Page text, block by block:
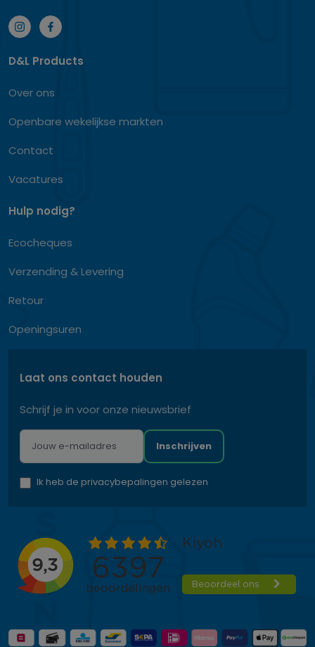
D&L Products
Over ons
Openbare wekelijkse markten
Contact
Vacatures
Hulp nodig?
Ecocheques
Verzending & Levering
Retour
Openingsuren
Laat ons contact houden
Schrijf je in voor onze nieuwsbrief
Inschrijven
Ik heb de privacybepalingen gelezen